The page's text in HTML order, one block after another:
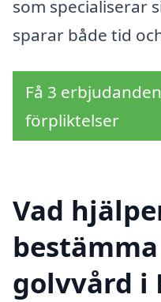
som specialiserar
sparar både tid
Få 3
förpliktelser
Vad
golvvård i